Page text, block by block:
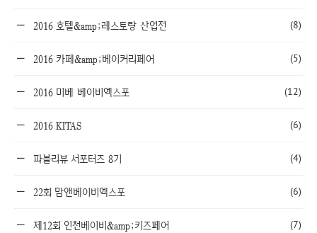
2016 호텔&amp;레스토랑 산업전 (8)
2016 카페&amp;베이커리페어 (5)
2016 미베 베이비엑스포 (12)
2016 KITAS (6)
파블리뷰 서포터즈 8기 (4)
22회 맘앤베이비엑스포 (6)
제12회 인천베이비&amp;키즈페어 (7)